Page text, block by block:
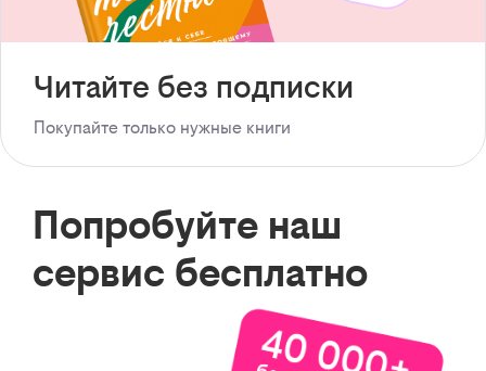
Читайте без подписки
Покупайте только нужные книги
Попробуйте наш
сервис бесплатно